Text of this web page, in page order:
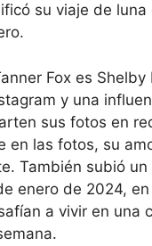
su viaje de luna
Fox es Shelby
y una
sus fotos en
en las fotos, su
También subió un
enero de 2024,
a vivir en una